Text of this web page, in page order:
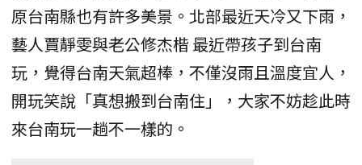
原台南縣也有許多美景。北部最近天冷又下雨，
藝人賈靜雯與老公修杰楷 最近帶孩子到台南
玩，覺得台南天氣超棒，不僅沒雨且溫度宜人，
開玩笑說「真想搬到台南住」，大家不妨趁此時
來台南玩一趟不一樣的。